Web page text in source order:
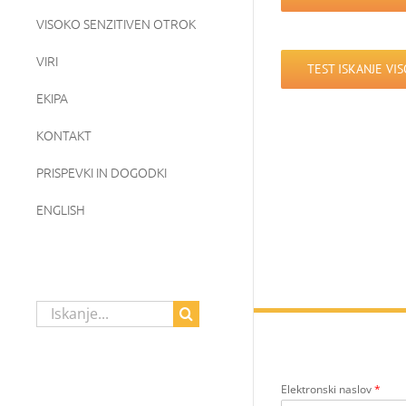
VISOKO SENZITIVEN OTROK
VIRI
EKIPA
KONTAKT
PRISPEVKI IN DOGODKI
ENGLISH
Search
for:
TEST ISKANJE
Elektronski naslov*